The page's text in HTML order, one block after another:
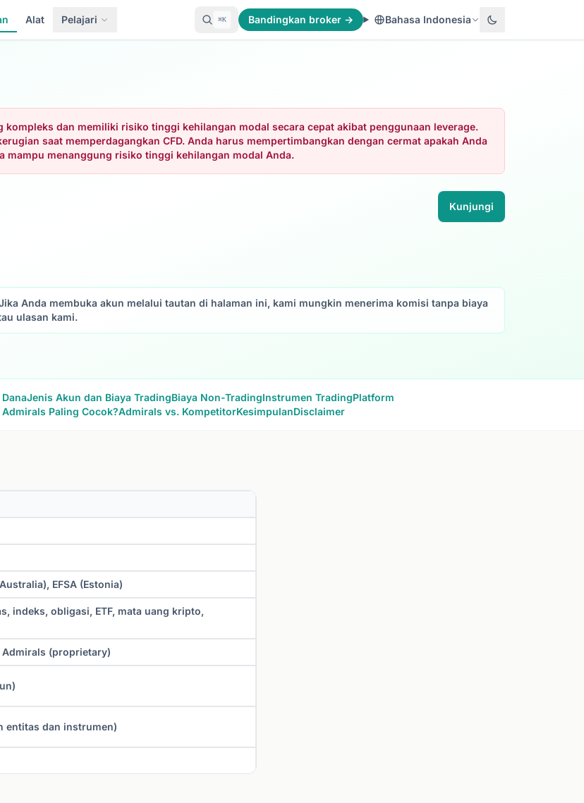
Alat Pelajari ⌘K Bandingkan broker → Bahasa Indonesia
kompleks dan memiliki risiko tinggi kehilangan modal secara cepat akibat penggunaan leverage.
saat memperdagangkan CFD. Anda harus mempertimbangkan dengan cermat apakah Anda
mampu menanggung risiko tinggi kehilangan modal Anda.
Kunjungi
Anda membuka akun melalui tautan di halaman ini, kami mungkin menerima komisi tanpa biaya
ulasan kami.
Jenis Akun dan Biaya TradingBiaya Non-TradingInstrumen TradingPlatform
Admirals Paling Cocok?Admirals vs. KompetitorKesimpulanDisclaimer
EFSA (Estonia)
indeks, obligasi, ETF, mata uang kripto,
Admirals (proprietary)
entitas dan instrumen)